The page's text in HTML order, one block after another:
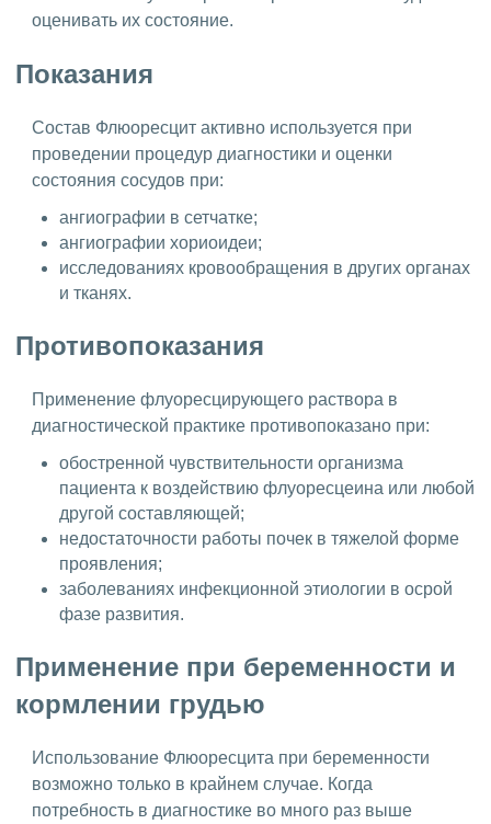
оценивать их состояние.
Показания
Состав Флюоресцит активно используется при
проведении процедур диагностики и оценки
состояния сосудов при:
ангиографии в сетчатке;
ангиографии хориоидеи;
исследованиях кровообращения в других органах
и тканях.
Противопоказания
Применение флуоресцирующего раствора в
диагностической практике противопоказано при:
обостренной чувствительности организма
пациента к воздействию флуоресцеина или любой
другой составляющей;
недостаточности работы почек в тяжелой форме
проявления;
заболеваниях инфекционной этиологии в осрой
фазе развития.
Применение при беременности и
кормлении грудью
Использование Флюоресцита при беременности
возможно только в крайнем случае. Когда
потребность в диагностике во много раз выше